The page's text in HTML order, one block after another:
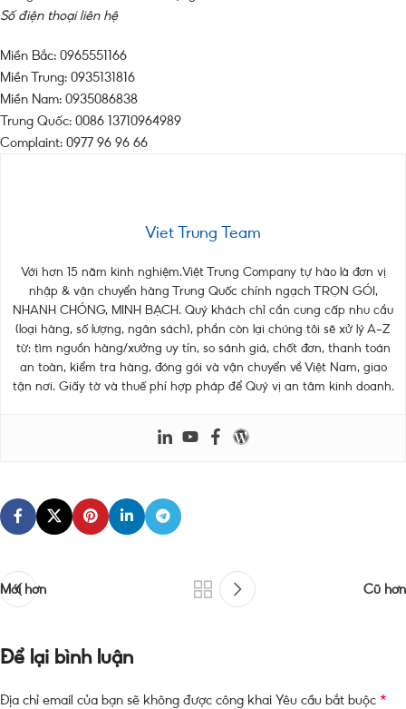
Số điện thoại liên hệ
Miền Bắc: 0965551166
Miền Trung: 0935131816
Miền Nam: 0935086838
Trung Quốc: 0086 13710964989
Complaint: 0977 96 96 66
Viet Trung Team
Với hơn 15 năm kinh nghiệm.Việt Trung Company tự hào là đơn vị
nhập & vận chuyển hàng Trung Quốc chính ngạch TRỌN GÓI,
NHANH CHÓNG, MINH BẠCH. Quý khách chỉ cần cung cấp nhu cầu
(loại hàng, số lượng, ngân sách), phần còn lại chúng tôi sẽ xử lý A–Z
từ: tìm nguồn hàng/xưởng uy tín, so sánh giá, chốt đơn, thanh toán
an toàn, kiểm tra hàng, đóng gói và vận chuyển về Việt Nam, giao
tận nơi. Giấy tờ và thuế phí hợp pháp để Quý vị an tâm kinh doanh.
Mới hơn Cũ hơn
Để lại bình luận
Địa chỉ email của bạn sẽ không được công khai Yêu cầu bắt buộc *